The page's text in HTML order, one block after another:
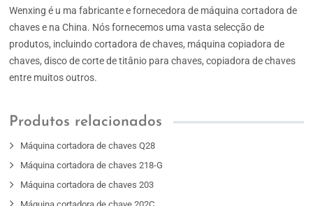
Wenxing é u ma fabricante e fornecedora de máquina cortadora de
chaves e na China. Nós fornecemos uma vasta selecção de
produtos, incluindo cortadora de chaves, máquina copiadora de
chaves, disco de corte de titânio para chaves, copiadora de chaves
entre muitos outros.
Produtos relacionados
Máquina cortadora de chaves Q28
Máquina cortadora de chaves 218-G
Máquina cortadora de chaves 203